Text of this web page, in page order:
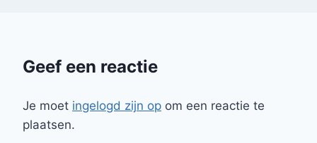
Geef een reactie
Je moet ingelogd zijn op om een reactie te
plaatsen.